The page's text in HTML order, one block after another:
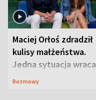
Maciej Orłoś zdradził
kulisy małżeństwa.
Jedna sytuacja wraca
jak bumerang
Rozmowy